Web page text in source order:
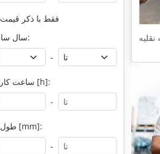
فقط با ذکر قیمت
سال ساخت:
-
ساعت کارکرد [h]:
-
طول کل [mm]:
-